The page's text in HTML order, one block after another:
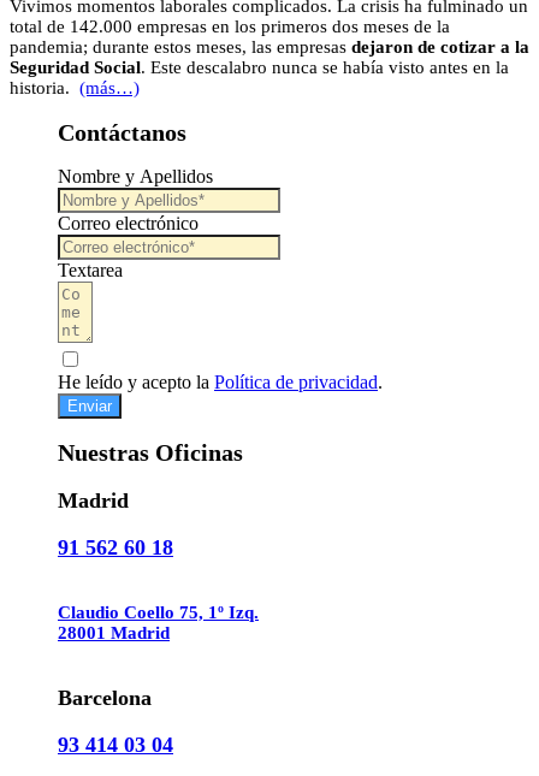
Vivimos momentos laborales complicados. La crisis ha fulminado un
total de 142.000 empresas en los primeros dos meses de la
pandemia; durante estos meses, las empresas dejaron de cotizar a la
Seguridad Social. Este descalabro nunca se había visto antes en la
historia. (más…)
Contáctanos
Nombre y Apellidos
Correo electrónico
Textarea
He leído y acepto la Política de privacidad.
Enviar
Nuestras Oficinas
Madrid
91 562 60 18
Claudio Coello 75, 1º Izq.
28001 Madrid
Barcelona
93 414 03 04